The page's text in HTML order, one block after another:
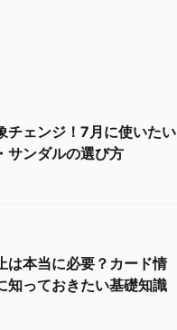
チェンジ！7月に使いたい
サンダルの選び方
は本当に必要？カード情
知っておきたい基礎知識